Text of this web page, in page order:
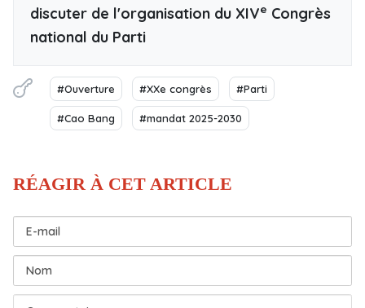
discuter de l'organisation du XIVe Congrès
national du Parti
#Ouverture #XXe congrès #Parti
#Cao Bang #mandat 2025-2030